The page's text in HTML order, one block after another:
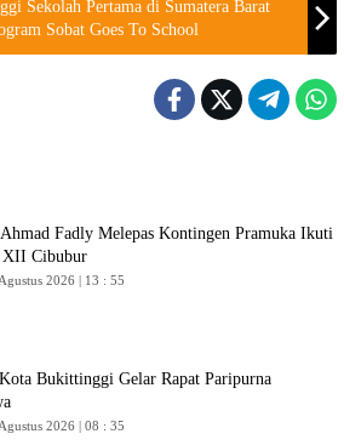
Sekolah Pertama di Sumatera Barat
Sobat Goes To School
Fadly Melepas Kontingen Pramuka Ikuti
XII Cibubur
2026 | 13 : 55
Bukittinggi Gelar Rapat Paripurna
2026 | 08 : 35